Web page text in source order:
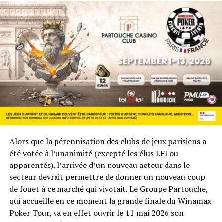
Patrick Sacrispeyre 151k
Antony Lellouche 150k
Arnaud Esquevin 140k
Jacques Zaïcik 125k
Gabriel Nassif 104k
Christophe Benzimra 102k
David Colin 100k
Mesbah Guerfi 84 500
UP NEXT
Journal des WSOP (14 juillet 2011) : Marcher sur l'eau
DON'T MISS
WSOP Main Event : bilan et chipcount à l'entame du Day
3
Alors que la pérennisation des clubs de jeux parisiens a
été votée à l’unanimité (excepté les élus LFI ou
apparentés), l’arrivée d’un nouveau acteur dans le
secteur devrait permettre de donner un nouveau coup
de fouet à ce marché qui vivotait. Le Groupe Partouche,
qui accueille en ce moment la grande finale du Winamax
Poker Tour, va en effet ouvrir le 11 mai 2026 son